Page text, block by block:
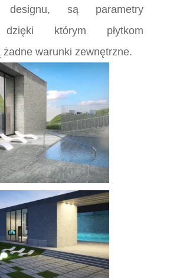
designu, są parametry
dzięki którym płytkom
żadne warunki zewnętrzne.